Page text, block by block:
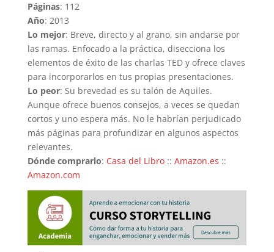
Páginas: 112
Año: 2013
Lo mejor: Breve, directo y al grano, sin andarse por
las ramas. Enfocado a la práctica, disecciona los
elementos de éxito de las charlas TED y ofrece claves
para incorporarlos en tus propias presentaciones.
Lo peor: Su brevedad es su talón de Aquiles.
Aunque ofrece buenos consejos, a veces se quedan
cortos y uno espera más. No le habrían perjudicado
más páginas para profundizar en algunos aspectos
relevantes.
Dónde comprarlo: Casa del Libro:: Amazon.es ::
Amazon.com